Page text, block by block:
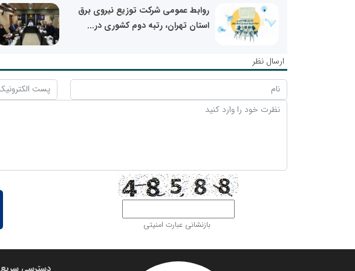
روابط عمومی شرکت توزیع نیروی برق
استان تهران، رتبه دوم کشوری در...
ارسال نظر
بازنشانی عبارت امنیتی